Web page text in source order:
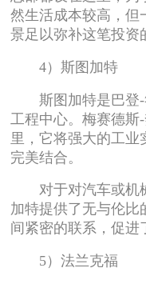
然生活成本较高，但
景足以弥补这笔投资
4）斯图加特
斯图加特是巴登-
工程中心。梅赛德斯
里，它将强大的工
完美结合。
对于对汽车或机械
加特提供了无与伦比
间紧密的联系，促进
5）法兰克福